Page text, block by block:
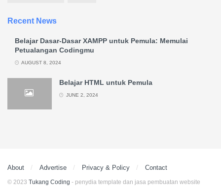
Recent News
Belajar Dasar-Dasar XAMPP untuk Pemula: Memulai
Petualangan Codingmu
AUGUST 8, 2024
Belajar HTML untuk Pemula
JUNE 2, 2024
About Advertise Privacy & Policy Contact
© 2023 Tukang Coding - penydia template dan jasa pembuatan website